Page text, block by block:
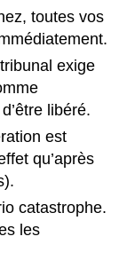
toutes vos
exige
libéré.
est
qu’après
catastrophe.
les